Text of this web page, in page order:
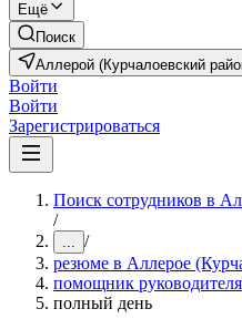
Ещё
Поиск
Аллерой (Курчалоевский
Войти
Войти
Зарегистрироваться
Поиск сотрудников в
/
... /
резюме в Аллерое
помощник руководителя
полный день